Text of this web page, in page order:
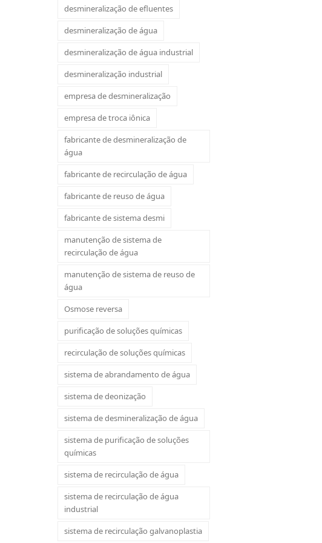
desmineralização de efluentes
desmineralização de água
desmineralização de água industrial
desmineralização industrial
empresa de desmineralização
empresa de troca iônica
fabricante de desmineralização de
água
fabricante de recirculação de água
fabricante de reuso de água
fabricante de sistema desmi
manutenção de sistema de
recirculação de água
manutenção de sistema de reuso de
água
Osmose reversa
purificação de soluções químicas
recirculação de soluções químicas
sistema de abrandamento de água
sistema de deonização
sistema de desmineralização de água
sistema de purificação de soluções
químicas
sistema de recirculação de água
sistema de recirculação de água
industrial
sistema de recirculação galvanoplastia